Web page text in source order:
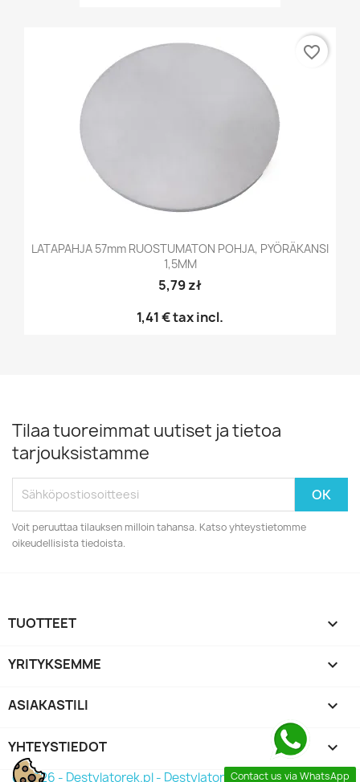
LATAPAHJA 57mm RUOSTUMATON POHJA, PYÖRÄKANSI
1,5MM
5,79 zł
1,41 €tax incl.
favorite_border
Tilaa tuoreimmat uutiset ja tietoa
tarjouksistamme
Voit peruuttaa tilauksen milloin tahansa. Katso yhteystietomme
oikeudellisista tiedoista.
TUOTTEET 
YRITYKSEMME 
ASIAKASTILI 
Contact us via WhatsApp
YHTEYSTIEDOT keyboard_arrow_down
© 2026 - Destylatorek.pl - Destylator 2026